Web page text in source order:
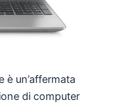
è un’affermata
di computer